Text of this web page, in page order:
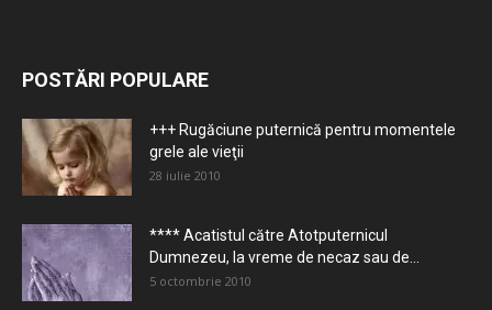
POSTĂRI POPULARE
+++ Rugăciune puternică pentru momentele
grele ale vieţii
28 iulie 2010
**** Acatistul către Atotputernicul
Dumnezeu, la vreme de necaz sau de...
5 octombrie 2010